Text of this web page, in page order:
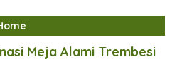
Meja Alami Trembesi